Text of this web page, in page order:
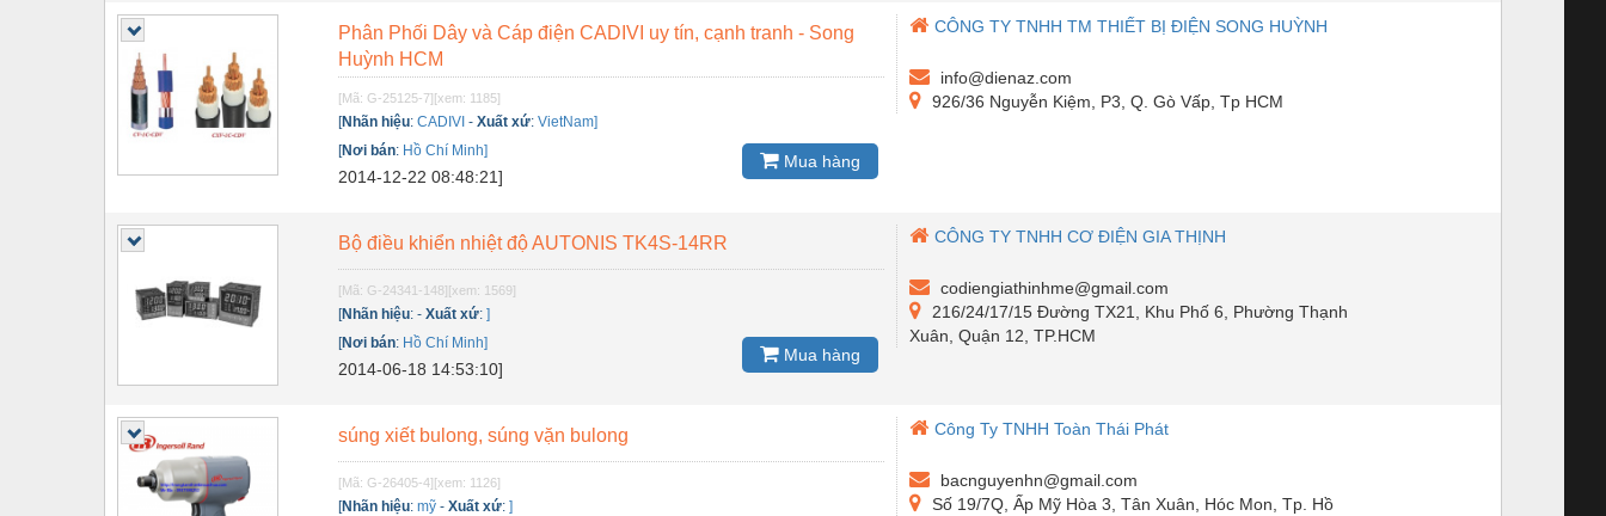
Môi trường - Thiết bị
Nâng hạ - Trang thiết bị
Nội - Ngoại thất - văn phòng
Nước-Vật tư thiết bị
Phốt cơ khí
Sắt, thép, inox các loại
Thiết bị chiếu sáng
Thiết bị chống sét
Thiết bị an ninh
Phân Phối Dây và Cáp điện CADIVI uy tín, cạnh tranh - Song
Huỳnh HCM
[Mã: G-25125-7][xem: 1185]
[Nhãn hiệu:CADIVI -Xuất xứ:VietNam]
[Nơi bán: Hồ Chí Minh]
2014-12-22 08:48:21]
Mua hàng
CÔNG TY TNHH TM THIẾT BỊ ĐIỆN SONG HUỲNH
info@dienaz.com
926/36 Nguyễn Kiệm, P3, Q. Gò Vấp, Tp HCM
Bộ điều khiển nhiệt độ AUTONIS TK4S-14RR
[Mã: G-24341-148][xem: 1569]
[Nhãn hiệu:-Xuất xứ:]
[Nơi bán: Hồ Chí Minh]
2014-06-18 14:53:10]
Mua hàng
CÔNG TY TNHH CƠ ĐIỆN GIA THỊNH
codiengiathinhme@gmail.com
216/24/17/15 Đường TX21, Khu Phố 6, Phường Thạnh
Xuân, Quận 12, TP.HCM
súng xiết bulong, súng vặn bulong
[Mã: G-26405-4][xem: 1126]
[Nhãn hiệu:mỹ -Xuất xứ:]
Công Ty TNHH Toàn Thái Phát
bacnguyenhn@gmail.com
Số 19/7Q, Ấp Mỹ Hòa 3, Tân Xuân, Hóc Mon, Tp. Hồ